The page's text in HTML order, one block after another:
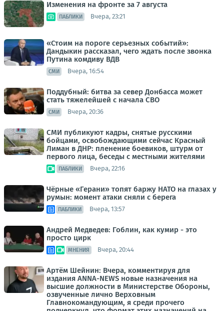
Изменения на фронте за 7 августа
ПАБЛИКИ Вчера, 23:21
«Стоим на пороге серьезных событий»:
Дандыкин рассказал, чего ждать после звонка
Путина комдиву ВДВ
СМИ Вчера, 16:54
Поддубный: битва за север Донбасса может
стать тяжелейшей с начала СВО
СМИ Вчера, 20:36
СМИ публикуют кадры, снятые русскими
бойцами, освобождающими сейчас Красный
Лиман в ДНР: пленение боевиков, штурм от
первого лица, беседы с местными жителями
ПАБЛИКИ Вчера, 22:16
Чёрные «Герани» топят баржу НАТО на глазах у
румын: момент атаки сняли с берега
ПАБЛИКИ Вчера, 13:57
Андрей Медведев: Гоблин, как кумир - это
просто цирк
МНЕНИЯ Вчера, 20:44
Артём Шейнин: Вчера, комментируя для
издания ANNA-NEWS новые назначения на
высшие должности в Министерстве Обороны,
озвученные лично Верховным
Главнокомандующим, я среди прочего